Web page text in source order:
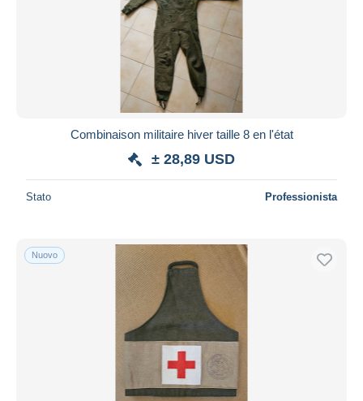
Combinaison militaire hiver taille 8 en l'état
± 28,89 USD
Stato Professionista
Nuovo